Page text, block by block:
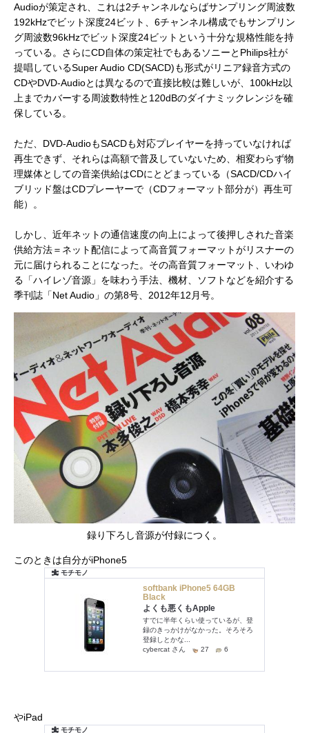
Audioが策定され、これは2チャンネルならばサンプリング周波数
192kHzでビット深度24ビット、6チャンネル構成でもサンプリン
グ周波数96kHzでビット深度24ビットという十分な規格性能を持
っている。さらにCD自体の策定社でもあるソニーとPhilips社が
提唱しているSuper Audio CD(SACD)も形式がリニア録音方式の
CDやDVD-Audioとは異なるので直接比較は難しいが、100kHz以
上までカバーする周波数特性と120dBのダイナミックレンジを確
保している。
ただ、DVD-AudioもSACDも対応プレイヤーを持っていなければ
再生できず、それらは高額で普及していないため、相変わらず物
理媒体としての音楽供給はCDにとどまっている（SACD/CDハイ
ブリッド盤はCDプレーヤーで（CDフォーマット部分が）再生可
能）。
しかし、近年ネットの通信速度の向上によって後押しされた音楽
供給方法＝ネット配信によって高音質フォーマットがリスナーの
元に届けられることになった。その高音質フォーマット、いわゆ
る「ハイレゾ音源」を味わう手法、機材、ソフトなどを紹介する
季刊誌「Net Audio」の第8号、2012年12月号。
録り下ろし音源が付録につく。
このときは自分がiPhone5
やiPad